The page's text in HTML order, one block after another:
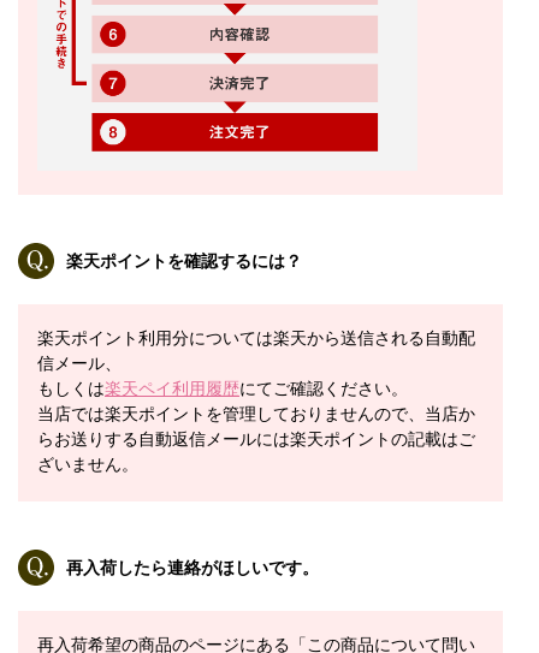
楽天ポイントを確認するには？
楽天ポイント利用分については楽天から送信される自動配
信メール、
もしくは楽天ペイ利用履歴にてご確認ください。
当店では楽天ポイントを管理しておりませんので、当店か
らお送りする自動返信メールには楽天ポイントの記載はご
ざいません。
再入荷したら連絡がほしいです。
再入荷希望の商品のページにある「この商品について問い